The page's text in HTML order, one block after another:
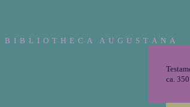
B I B L I O T H E C A A U G U S T A N A
ca.